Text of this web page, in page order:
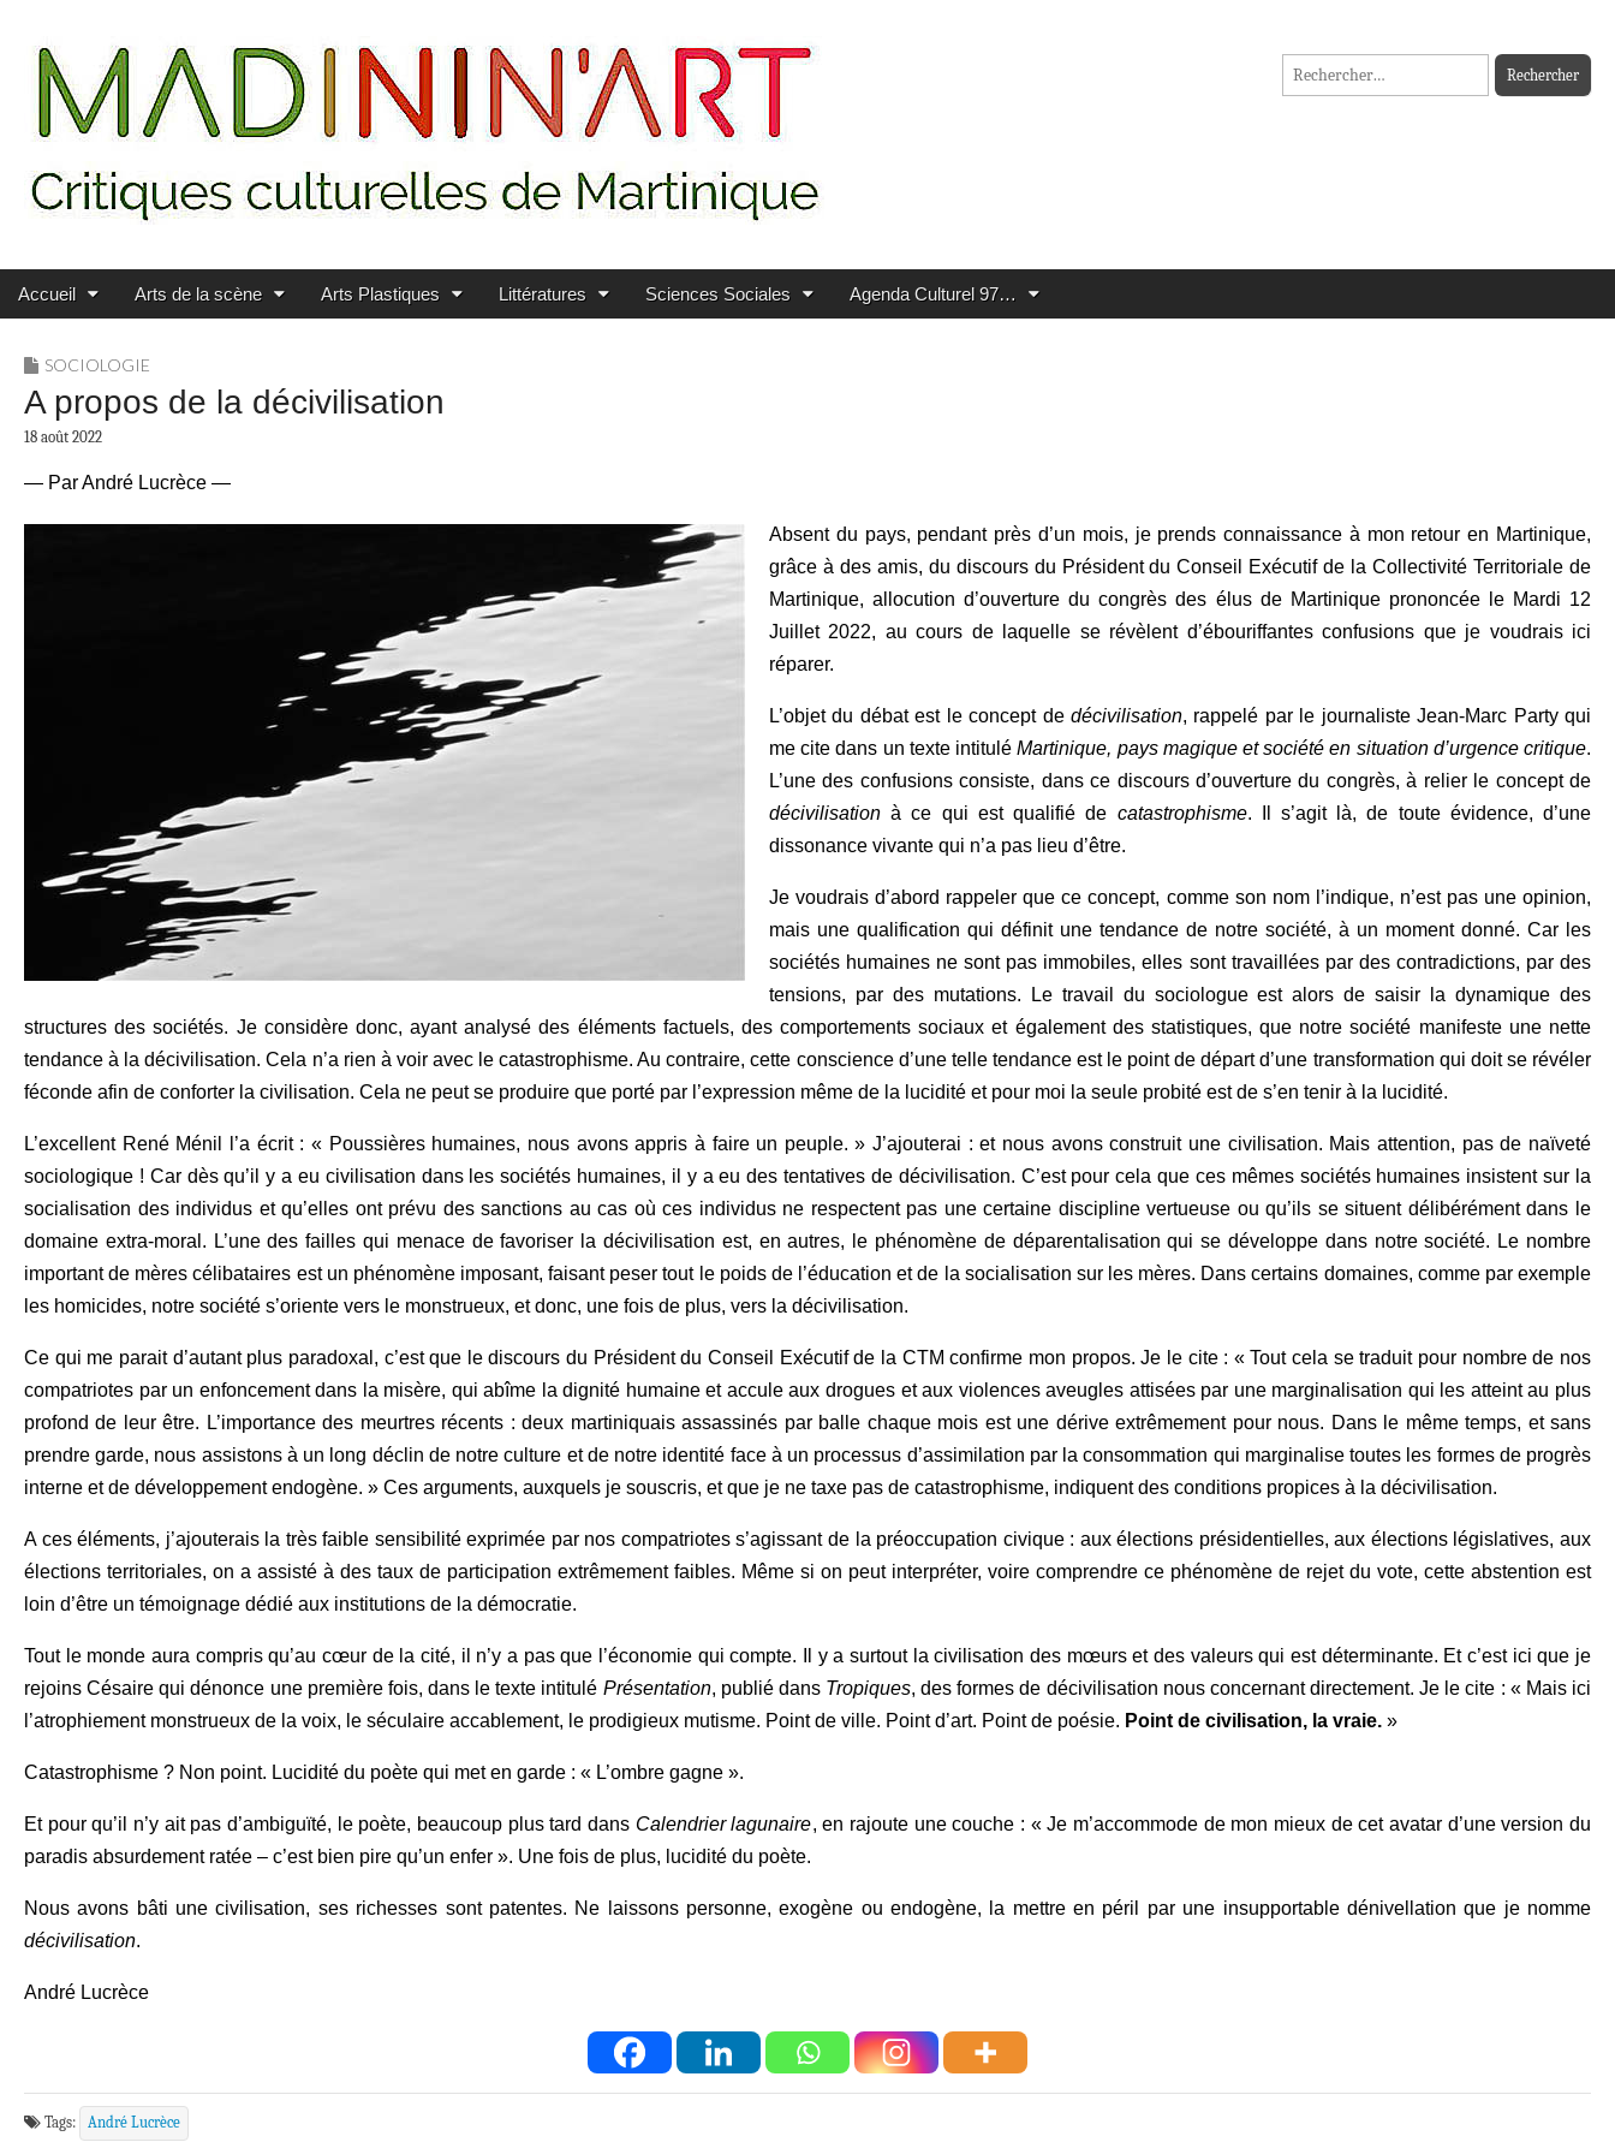
MADININ'ART
Rechercher :
Main menu
Skip to content
Accueil Arts de la scène Arts Plastiques Littératures Sciences Sociales Agenda Culturel 97…
SOCIOLOGIE
A propos de la décivilisation
18 août 2022
— Par André Lucrèce —
Absent du pays, pendant près d’un mois, je prends connaissance à mon retour en Martinique,
grâce à des amis, du discours du Président du Conseil Exécutif de la Collectivité Territoriale de
Martinique, allocution d’ouverture du congrès des élus de Martinique prononcée le Mardi 12
Juillet 2022, au cours de laquelle se révèlent d’ébouriffantes confusions que je voudrais ici
réparer.
L’objet du débat est le concept de décivilisation, rappelé par le journaliste Jean-Marc Party qui
me cite dans un texte intituléMartinique, pays magique et société en situation d’urgence critique.
L’une des confusions consiste, dans ce discours d’ouverture du congrès, à relier le concept de
décivilisation à ce qui est qualifié de catastrophisme. Il s’agit là, de toute évidence, d’une
dissonance vivante qui n’a pas lieu d’être.
Je voudrais d’abord rappeler que ce concept, comme son nom l’indique, n’est pas une opinion,
mais une qualification qui définit une tendance de notre société, à un moment donné. Car les
sociétés humaines ne sont pas immobiles, elles sont travaillées par des contradictions, par des
tensions, par des mutations. Le travail du sociologue est alors de saisir la dynamique des
structures des sociétés. Je considère donc, ayant analysé des éléments factuels, des comportements sociaux et également des statistiques, que notre société manifeste une nette
tendance à la décivilisation. Cela n’a rien à voir avec le catastrophisme. Au contraire, cette conscience d’une telle tendance est le point de départ d’une transformation qui doit se révéler
féconde afin de conforter la civilisation. Cela ne peut se produire que porté par l’expression même de la lucidité et pour moi la seule probité est de s’en tenir à la lucidité.
L’excellent René Ménil l’a écrit : « Poussières humaines, nous avons appris à faire un peuple. » J’ajouterai : et nous avons construit une civilisation. Mais attention, pas de naïveté
sociologique ! Car dès qu’il y a eu civilisation dans les sociétés humaines, il y a eu des tentatives de décivilisation. C’est pour cela que ces mêmes sociétés humaines insistent sur la
socialisation des individus et qu’elles ont prévu des sanctions au cas où ces individus ne respectent pas une certaine discipline vertueuse ou qu’ils se situent délibérément dans le
domaine extra-moral. L’une des failles qui menace de favoriser la décivilisation est, en autres, le phénomène de déparentalisation qui se développe dans notre société. Le nombre
important de mères célibataires est un phénomène imposant, faisant peser tout le poids de l’éducation et de la socialisation sur les mères. Dans certains domaines, comme par exemple
les homicides, notre société s’oriente vers le monstrueux, et donc, une fois de plus, vers la décivilisation.
Ce qui me parait d’autant plus paradoxal, c’est que le discours du Président du Conseil Exécutif de la CTM confirme mon propos. Je le cite : « Tout cela se traduit pour nombre de nos
compatriotes par un enfoncement dans la misère, qui abîme la dignité humaine et accule aux drogues et aux violences aveugles attisées par une marginalisation qui les atteint au plus
profond de leur être. L’importance des meurtres récents : deux martiniquais assassinés par balle chaque mois est une dérive extrêmement pour nous. Dans le même temps, et sans
prendre garde, nous assistons à un long déclin de notre culture et de notre identité face à un processus d’assimilation par la consommation qui marginalise toutes les formes de progrès
interne et de développement endogène. » Ces arguments, auxquels je souscris, et que je ne taxe pas de catastrophisme, indiquent des conditions propices à la décivilisation.
A ces éléments, j’ajouterais la très faible sensibilité exprimée par nos compatriotes s’agissant de la préoccupation civique : aux élections présidentielles, aux élections législatives, aux
élections territoriales, on a assisté à des taux de participation extrêmement faibles. Même si on peut interpréter, voire comprendre ce phénomène de rejet du vote, cette abstention est
loin d’être un témoignage dédié aux institutions de la démocratie.
Tout le monde aura compris qu’au cœur de la cité, il n’y a pas que l’économie qui compte. Il y a surtout la civilisation des mœurs et des valeurs qui est déterminante. Et c’est ici que je
rejoins Césaire qui dénonce une première fois, dans le texte intitulé Présentation, publié dans Tropiques, des formes de décivilisation nous concernant directement. Je le cite : « Mais ici
l’atrophiement monstrueux de la voix, le séculaire accablement, le prodigieux mutisme. Point de ville. Point d’art. Point de poésie. Point de civilisation, la vraie. »
Catastrophisme ? Non point. Lucidité du poète qui met en garde : « L’ombre gagne ».
Et pour qu’il n’y ait pas d’ambiguïté, le poète, beaucoup plus tard dans Calendrier lagunaire, en rajoute une couche : « Je m’accommode de mon mieux de cet avatar d’une version du
paradis absurdement ratée – c’est bien pire qu’un enfer ». Une fois de plus, lucidité du poète.
Nous avons bâti une civilisation, ses richesses sont patentes. Ne laissons personne, exogène ou endogène, la mettre en péril par une insupportable dénivellation que je nomme
décivilisation.
André Lucrèce
Tags: André Lucrèce